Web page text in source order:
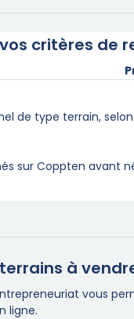
critères de
de type terrain,
sur Coppten avant
à
vous
ligne.